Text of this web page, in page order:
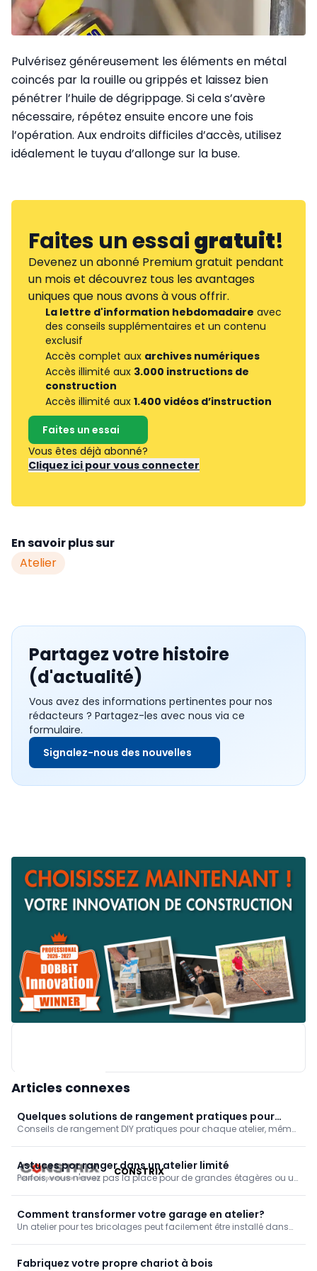
Pulvérisez généreusement les éléments en métal
coincés par la rouille ou grippés et laissez bien
pénétrer l’huile de dégrippage. Si cela s’avère
nécessaire, répétez ensuite encore une fois
l’opération. Aux endroits difficiles d’accès, utilisez
idéalement le tuyau d’allonge sur la buse.
Faites un essaigratuit!
Devenez un abonné Premium gratuit pendant
un mois et découvrez tous les avantages
uniques que nous avons à vous offrir.
La lettre d'information hebdomadaire avec
des conseils supplémentaires et un contenu
exclusif
Accès complet aux archives numériques
Accès illimité aux 3.000 instructions de
construction
Accès illimité aux 1.400 vidéos d’instruction
Faites un essai
Vous êtes déjà abonné?
Cliquez ici pour vous connecter
En savoir plus sur
Atelier
Partagez votre histoire
(d'actualité)
Vous avez des informations pertinentes pour nos
rédacteurs ? Partagez-les avec nous via ce
formulaire.
Signalez-nous des nouvelles
CONSTRIX
Articles connexes
Quelques solutions de rangement pratiques pour
votre atelier
Conseils de rangement DIY pratiques pour chaque atelier, même
pour la quincaillerie.
Astuces por ranger dans un atelier limité
Parfois, vous n'avez pas la place pour de grandes étagères ou un
dans des espaces limités.
Comment transformer votre garage en atelier?
Un atelier pour tes bricolages peut facilement être installé dans
commencer l’aménagement. Roger est ingénieux : il remet à neuf
Fabriquez votre propre chariot à bois